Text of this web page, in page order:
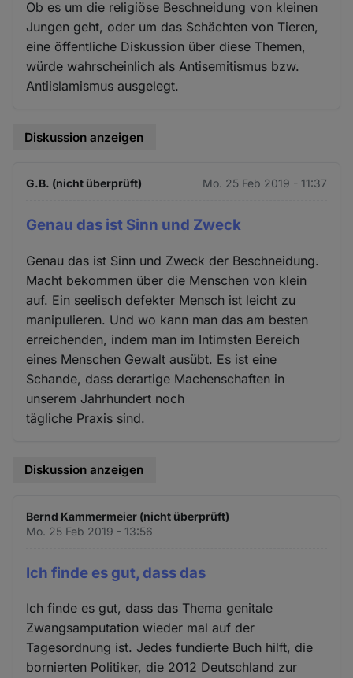
Ob es um die religiöse Beschneidung von kleinen
Jungen geht, oder um das Schächten von Tieren,
eine öffentliche Diskussion über diese Themen,
würde wahrscheinlich als Antisemitismus bzw.
Antiislamismus ausgelegt.
Diskussion anzeigen
G.B. (nicht überprüft) Mo. 25 Feb 2019 - 11:37
Genau das ist Sinn und Zweck
Genau das ist Sinn und Zweck der Beschneidung.
Macht bekommen über die Menschen von klein
auf. Ein seelisch defekter Mensch ist leicht zu
manipulieren. Und wo kann man das am besten
erreichenden, indem man im Intimsten Bereich
eines Menschen Gewalt ausübt. Es ist eine
Schande, dass derartige Machenschaften in
unserem Jahrhundert noch
tägliche Praxis sind.
Diskussion anzeigen
Bernd Kammermeier (nicht überprüft)
Mo. 25 Feb 2019 - 13:56
Ich finde es gut, dass das
Ich finde es gut, dass das Thema genitale
Zwangsamputation wieder mal auf der
Tagesordnung ist. Jedes fundierte Buch hilft, die
bornierten Politiker, die 2012 Deutschland zur